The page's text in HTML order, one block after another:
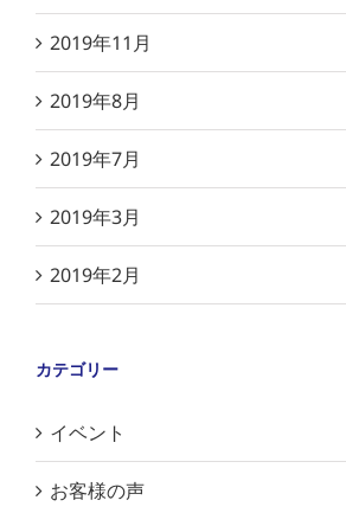
2019年11月
2019年8月
2019年7月
2019年3月
2019年2月
カテゴリー
イベント
お客様の声